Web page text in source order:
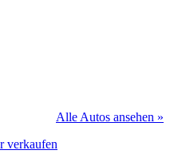
Alle Autos ansehen »